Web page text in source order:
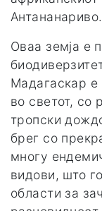
Антананариво.
Оваа земја е
Мадагаскар е
во светот, со
тропски
брег со
многу
видови, што
области за